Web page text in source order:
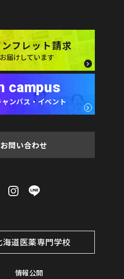
フレット請求
届けしています
campus
ンパス・イベント
お問い合わせ
海道医薬専門学校
情報公開